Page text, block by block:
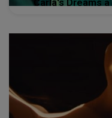
Carla's Dreams a